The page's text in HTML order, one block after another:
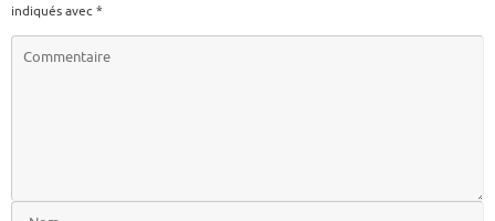
indiqués avec*